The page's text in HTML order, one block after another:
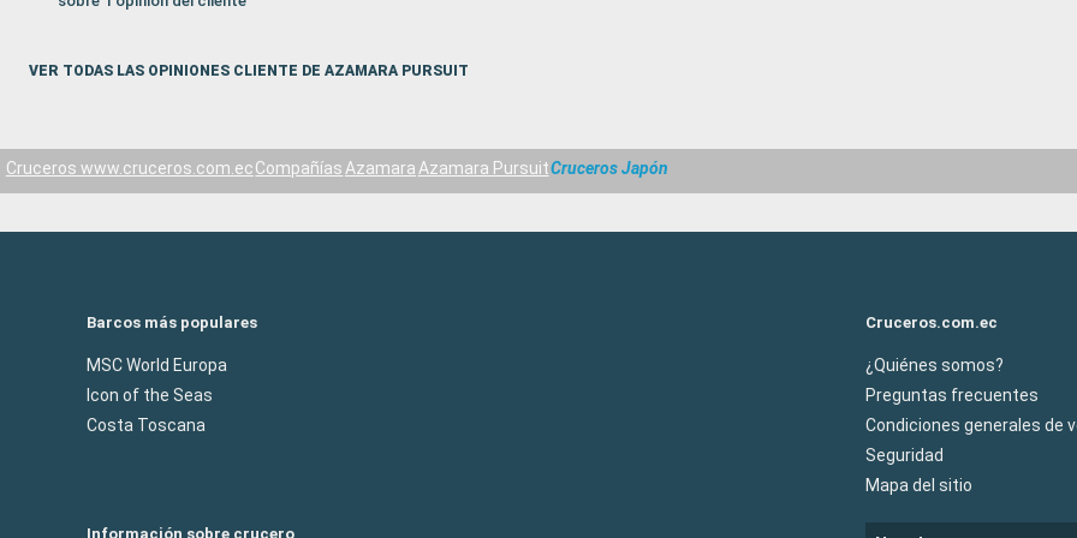
VER TODAS LAS OPINIONES CLIENTE DE AZAMARA PURSUIT
Cruceros www.cruceros.com.ecCompañíasAzamaraAzamara PursuitCruceros Japón
Barcos más populares
MSC World Europa
Icon of the Seas
Costa Toscana
Cruceros.com.ec
¿Quiénes somos?
Preguntas frecuentes
Condiciones generales de
Seguridad
Mapa del sitio
Información sobre crucero